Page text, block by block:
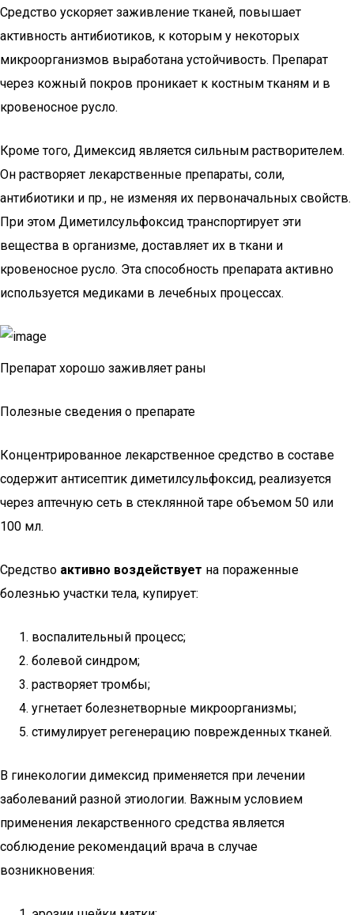
Средство ускоряет заживление тканей, повышает
активность антибиотиков, к которым у некоторых
микроорганизмов выработана устойчивость. Препарат
через кожный покров проникает к костным тканям и в
кровеносное русло.
Кроме того, Димексид является сильным растворителем.
Он растворяет лекарственные препараты, соли,
антибиотики и пр., не изменяя их первоначальных свойств.
При этом Диметилсульфоксид транспортирует эти
вещества в организме, доставляет их в ткани и
кровеносное русло. Эта способность препарата активно
используется медиками в лечебных процессах.
Препарат хорошо заживляет раны
Полезные сведения о препарате
Концентрированное лекарственное средство в составе
содержит антисептик диметилсульфоксид, реализуется
через аптечную сеть в стеклянной таре объемом 50 или
100 мл.
Средство активно воздействует на пораженные
болезнью участки тела, купирует:
воспалительный процесс;
болевой синдром;
растворяет тромбы;
угнетает болезнетворные микроорганизмы;
стимулирует регенерацию поврежденных тканей.
В гинекологии димексид применяется при лечении
заболеваний разной этиологии. Важным условием
применения лекарственного средства является
соблюдение рекомендаций врача в случае
возникновения: